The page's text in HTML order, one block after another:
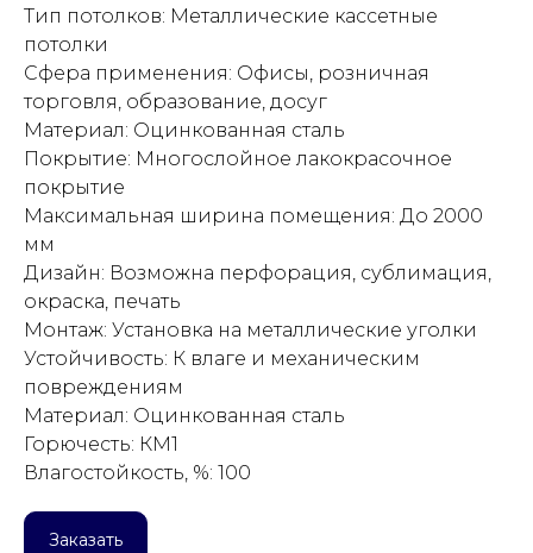
Тип потолков: Металлические кассетные
потолки
Сфера применения: Офисы, розничная
торговля, образование, досуг
Материал: Оцинкованная сталь
Покрытие: Многослойное лакокрасочное
покрытие
Максимальная ширина помещения: До 2000
мм
Дизайн: Возможна перфорация, сублимация,
окраска, печать
Монтаж: Установка на металлические уголки
Устойчивость: К влаге и механическим
повреждениям
Материал: Оцинкованная сталь
Горючесть: КМ1
Влагостойкость, %: 100
Заказать